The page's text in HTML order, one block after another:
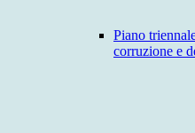
Piano
corruzione e